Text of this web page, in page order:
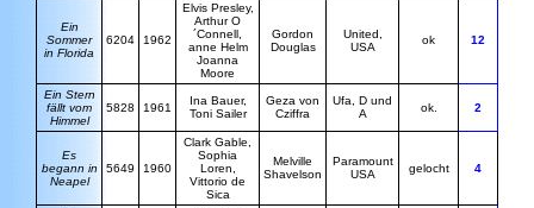
Ein
Sommer
in Florida
6204 1962
Elvis Presley,
Arthur O
´Connell,
anne Helm
Joanna
Moore
Gordon
Douglas
United,
USA
ok 12
Ein Stern
fällt vom
Himmel
5828 1961
Ina Bauer,
Toni Sailer
Geza von
Cziffra
Ufa, D und
A
ok. 2
Es
begann in
Neapel
5649 1960
Clark Gable,
Sophia
Loren,
Vittorio de
Sica
Melville
Shavelson
Paramount
USA
gelocht 4